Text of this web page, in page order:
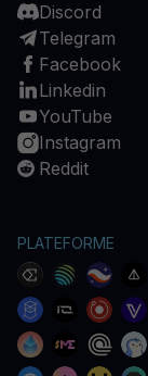
Discord
Telegram
Facebook
Linkedin
YouTube
Instagram
Reddit
PLATEFORME